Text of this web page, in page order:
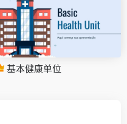
基本健康单位